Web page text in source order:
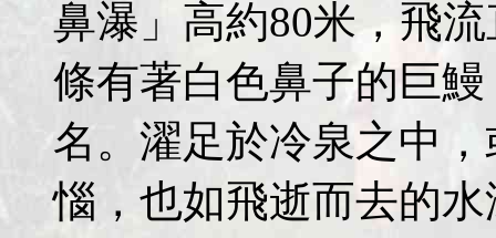
鼻瀑」高約80米，飛
條有著白色鼻子的巨
名。濯足於冷泉之中
惱，也如飛逝而去的